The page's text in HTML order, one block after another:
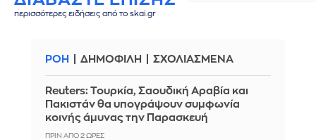
περισσότερες ειδήσεις από το skai.gr
ΡΟΗ ΔΗΜΟΦΙΛΗ ΣΧΟΛΙΑΣΜΕΝΑ
Reuters: Τουρκία, Σαουδική Αραβία και
Πακιστάν θα υπογράψουν συμφωνία
κοινής άμυνας την Παρασκευή
ΠΡΙΝ ΑΠΌ 2 ΏΡΕΣ